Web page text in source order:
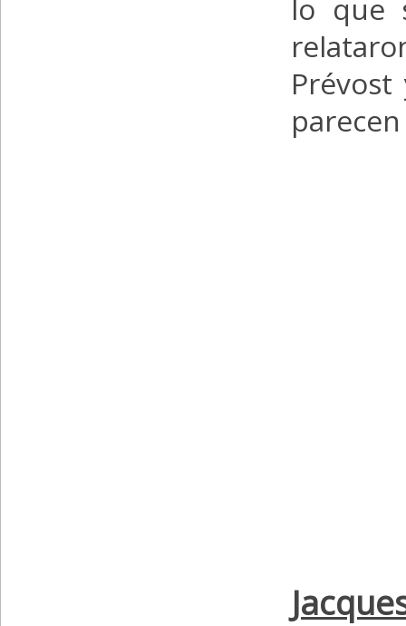
lo que